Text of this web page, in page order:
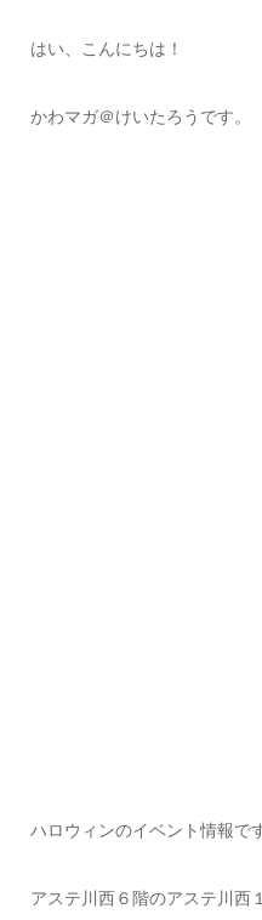
はい、こんにちは！
かわマガ＠けいたろうです。
ハロウィンのイベント情報です
アステ川西６階のアステ川西